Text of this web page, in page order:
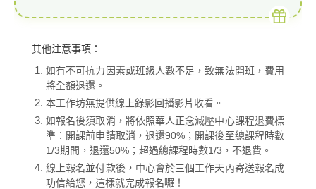
其他注意事項：
如有不可抗力因素或班級人數不足，致無法開班，費用
將全額退還。
本工作坊無提供線上錄影回播影片收看。
如報名後須取消，將依照華人正念減壓中心課程退費標
準：開課前申請取消，退還90%；開課後至總課程時數
1/3期間，退還50%；超過總課程時數1/3，不退費。
線上報名並付款後，中心會於三個工作天內寄送報名成
功信給您，這樣就完成報名囉！